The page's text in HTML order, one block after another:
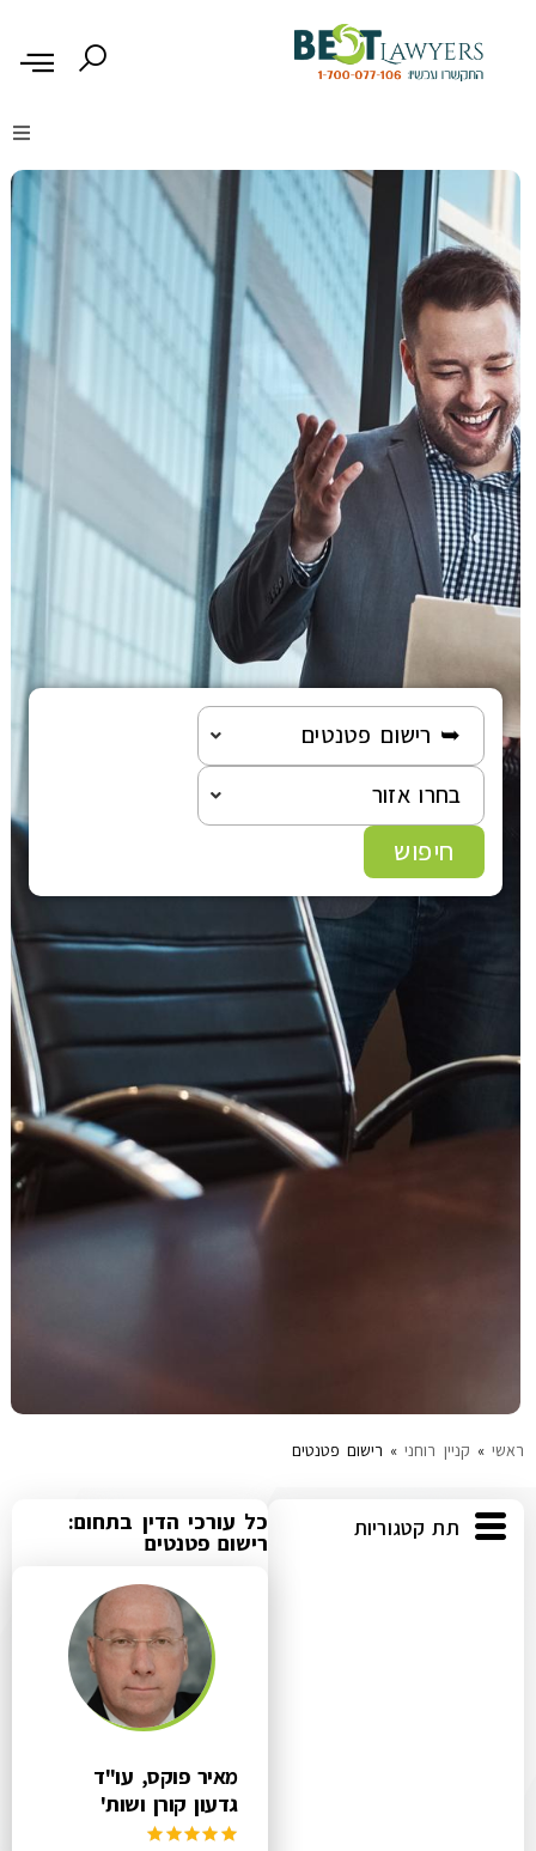
דיני משפחה
דיני עבודה
דיני תעבורה
מקרקעין נדל"ן
הוצאה לפועל
פלילי
משפט מסחרי
משפט אזרחי
רשלנות רפואית
פשיטת רגל
צה"ל-משרד הביטחון
➥ רישום פטנטים
בחרו אזור
חיפוש
ראשי » קניין רוחני» רישום פטנטים
תת קטגוריות כל עורכי הדין בתחום:
רישום פטנטים
מאיר פוקס, עו"ד
גדעון קורן ושות'